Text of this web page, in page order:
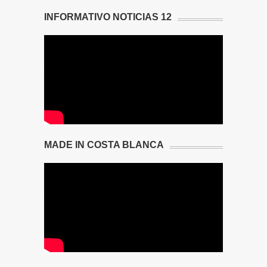
INFORMATIVO NOTICIAS 12
MADE IN COSTA BLANCA